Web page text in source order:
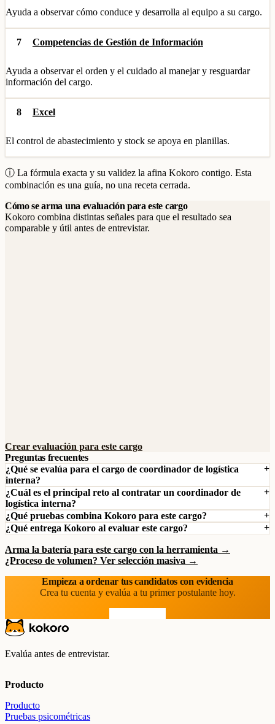
Ayuda a observar cómo conduce y desarrolla al equipo a su cargo.
7 Competencias de Gestión de Información
Ayuda a observar el orden y el cuidado al manejar y resguardar
información del cargo.
8 Excel
El control de abastecimiento y stock se apoya en planillas.
ⓘ La fórmula exacta y su validez la afina Kokoro contigo. Esta
combinación es una guía, no una receta cerrada.
Cómo se arma una evaluación para este cargo
Kokoro combina distintas señales para que el resultado sea
comparable y útil antes de entrevistar.
Crear evaluación para este cargo
Preguntas frecuentes
¿Qué se evalúa para el cargo de coordinador de logística
interna?
¿Cuál es el principal reto al contratar un coordinador de
logística interna?
¿Qué pruebas combina Kokoro para este cargo?
¿Qué entrega Kokoro al evaluar este cargo?
Arma la batería para este cargo con la herramienta →
¿Proceso de volumen? Ver selección masiva →
Empieza a ordenar tus candidatos con evidencia
Crea tu cuenta y evalúa a tu primer postulante hoy.
Evalúa antes de entrevistar.
Producto
Producto
Pruebas psicométricas